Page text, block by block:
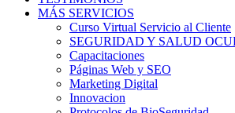
MÁS SERVICIOS
Curso Virtual Servicio al Cliente
SEGURIDAD Y SALUD
Capacitaciones
Páginas Web y SEO
Marketing Digital
Innovacion